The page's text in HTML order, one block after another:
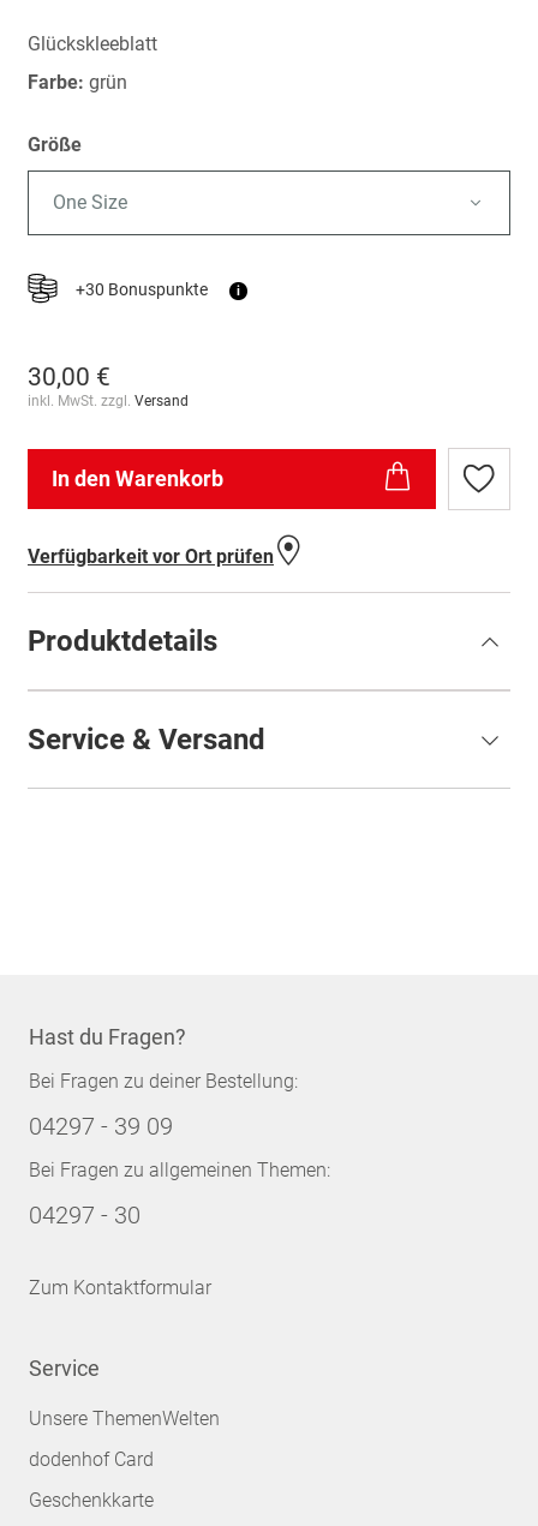
Glückskleeblatt
Farbe: grün
Größe
One Size
+30 Bonuspunkte i
30,00 €
inkl. MwSt. zzgl. Versand
In den Warenkorb
Zur
Verfügbarkeit vor Ort prüfen
Produktdetails
Service & Versand
Hast du Fragen?
Bei Fragen zu deiner Bestellung:
04297 - 39 09
Bei Fragen zu allgemeinen Themen:
04297 - 30
Zum Kontaktformular
Service
Unsere ThemenWelten
dodenhof Card
Geschenkkarte